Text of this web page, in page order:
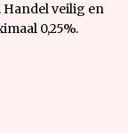
Handel veilig en
0,25%.